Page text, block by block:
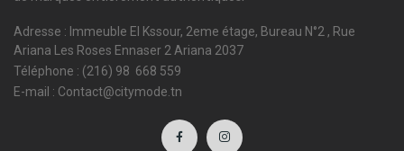
Adresse : Immeuble El Kssour, 2eme étage, Bureau N°2 , Rue
Ariana Les Roses Ennaser 2 Ariana 2037
Téléphone : (216) 98 668 559
E-mail : Contact@citymode.tn